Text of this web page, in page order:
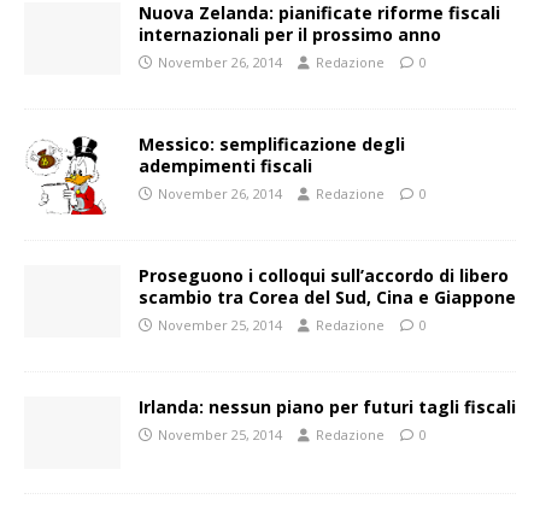
Nuova Zelanda: pianificate riforme fiscali
internazionali per il prossimo anno
November 26, 2014 Redazione 0
Messico: semplificazione degli
adempimenti fiscali
November 26, 2014 Redazione 0
Proseguono i colloqui sull’accordo di libero
scambio tra Corea del Sud, Cina e Giappone
November 25, 2014 Redazione 0
Irlanda: nessun piano per futuri tagli fiscali
November 25, 2014 Redazione 0